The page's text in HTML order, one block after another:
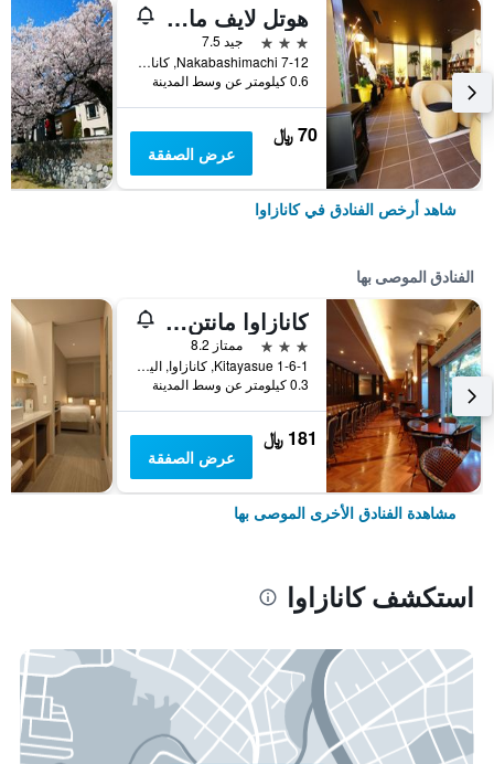
هوتل لايف ماكس كانازاوا إكيماي
3 نجوم
جيد 7.5
7-12 Nakabashimachi, كانازاوا, اليابان
0.6 كيلومتر عن وسط المدينة
70 ﷼
عرض الصفقة
شاهد أرخص الفنادق في كانازاوا
الفنادق الموصى بها
كانازاوا مانتن هوتل إكيماي
3 نجوم
ممتاز 8.2
1-6-1 Kitayasue, كانازاوا, اليابان
0.3 كيلومتر عن وسط المدينة
181 ﷼
عرض الصفقة
مشاهدة الفنادق الأخرى الموصى بها
استكشف كانازاوا